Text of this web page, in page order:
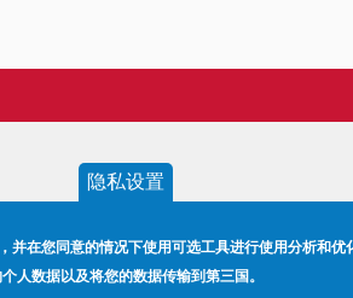
隐私设置
在您同意的情况下使用可选工具进行使用分析和
人数据以及将您的数据传输到第三国。